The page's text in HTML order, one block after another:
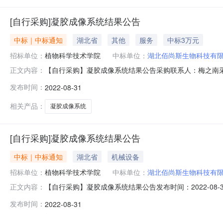
[自行采购]凝胶成像系统结果公告
中标｜中标通知 湖北省 其他 服务
中标3万元
招标单位： 植物科学技术学院 中标单位： 湖北佰尚斯生物科技有
正文内容：
【自行采购】凝胶成像系统结果公告采购联系人：梅之
采购与招标中心2022年8月31日
发布时间： 2022-08-31
相关产品：
凝胶成像系统
[自行采购]凝胶成像系统结果公告
中标｜中标通知 湖北省
机械设备
招标单位： 植物科学技术学院 中标单位： 湖北佰尚斯生物科技有
正文内容：
【自行采购】凝胶成像系统结果公告发布时间：2022-
hncgzb@mail.hzau.edu.cn采购与招标中心2022年8月31
发布时间： 2022-08-31